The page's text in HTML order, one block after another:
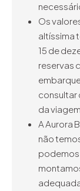
Os
altíssima
15 de
reservas
consultar
da viagem.
A Aurora
não
podemos